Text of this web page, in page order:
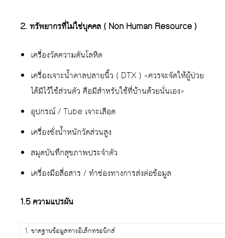
2. ทรัพยากรที่ไม่ใช่บุคคล ( Non Human Resource )
เครื่องวัดความดันโลหิต
เครื่องเจาะน้ำตาลปลายนิ้ว ( DTX ) <ควรจะจัดให้ผู้ป่วย
ได้มีไว้ใช้ส่วนตัว คือมีสำหรับใช้ที่บ้านด้วยนั่นเอง>
อุปกรณ์ / Tube เจาะเลือด
เครื่องชั่งน้ำหนักวัดส่วนสูง
สมุดบันทึกสุขภาพประจําตัว
เครื่องมือสื่อสาร / ทำช่องทางการส่งต่อข้อมูล
1.5 ความแปรผัน
1. ขาดฐานข้อมูลทางอิเล็กทรอนิกส์